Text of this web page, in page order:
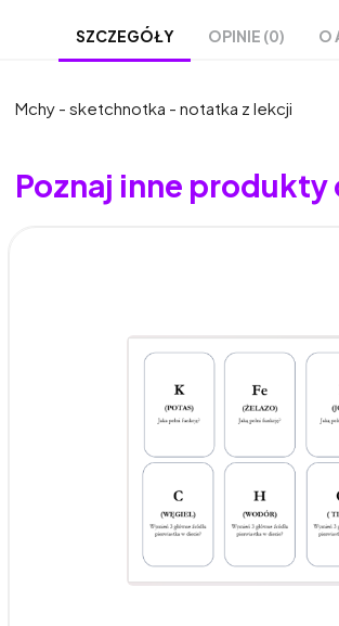
SZCZEGÓŁY OPINIE (0) O
Mchy - sketchnotka - notatka z lekcji
Poznaj inne